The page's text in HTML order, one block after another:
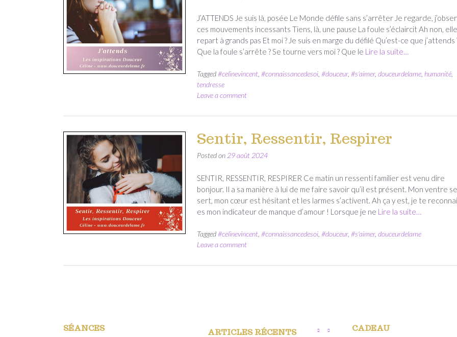
J’ATTENDS Je suis là, posée Le Monde défile sans s’arrêter Je regarde,
ces mouvements incessants Tiens, là, une pause La foule s’éclaircit Ah non, elle
repart à grands pas Et moi ? Je suis en marge du défilé Qu’est-ce que j’attends
Que la foule s’arrête ? Se tourne vers moi ? Que le Lire la suite…
Tagged#celinevincent, #connaissancedesoi, #douceur, #s'aimer, douceurdelame, humanité,
tendresse
Leave a comment
Sentir, Ressentir, Respirer
Posted on 29 août 2024
SENTIR, RESSENTIR, RESPIRER Ce matin un ressenti familier est venu dire
bonjour. Il a sa manière à lui de me faire savoir qu’il est présent. Mon ventre se
sert, mon cœur est hésitant et les larmes s’activent. Ah ça y est, je te
es mon indicateur de manque d’amour ! Lorsque je ne Lire la suite…
Tagged#celinevincent, #connaissancedesoi, #douceur, #s'aimer, douceurdelame
Leave a comment
SÉANCES ARTICLES RÉCENTS CADEAU